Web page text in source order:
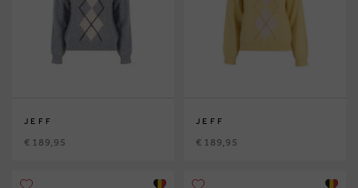
JEFF
€ 189,95
JEFF
€ 189,95